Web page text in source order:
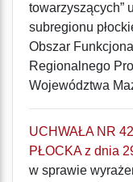
towarzyszących”
subregionu
Obszar
Regionalnego
Województwa
UCHWAŁA NR
PŁOCKA z dnia
w sprawie